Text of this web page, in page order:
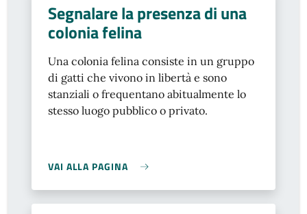
Segnalare la presenza di una
colonia felina
Una colonia felina consiste in un gruppo
di gatti che vivono in libertà e sono
stanziali o frequentano abitualmente lo
stesso luogo pubblico o privato.
VAI ALLA PAGINA